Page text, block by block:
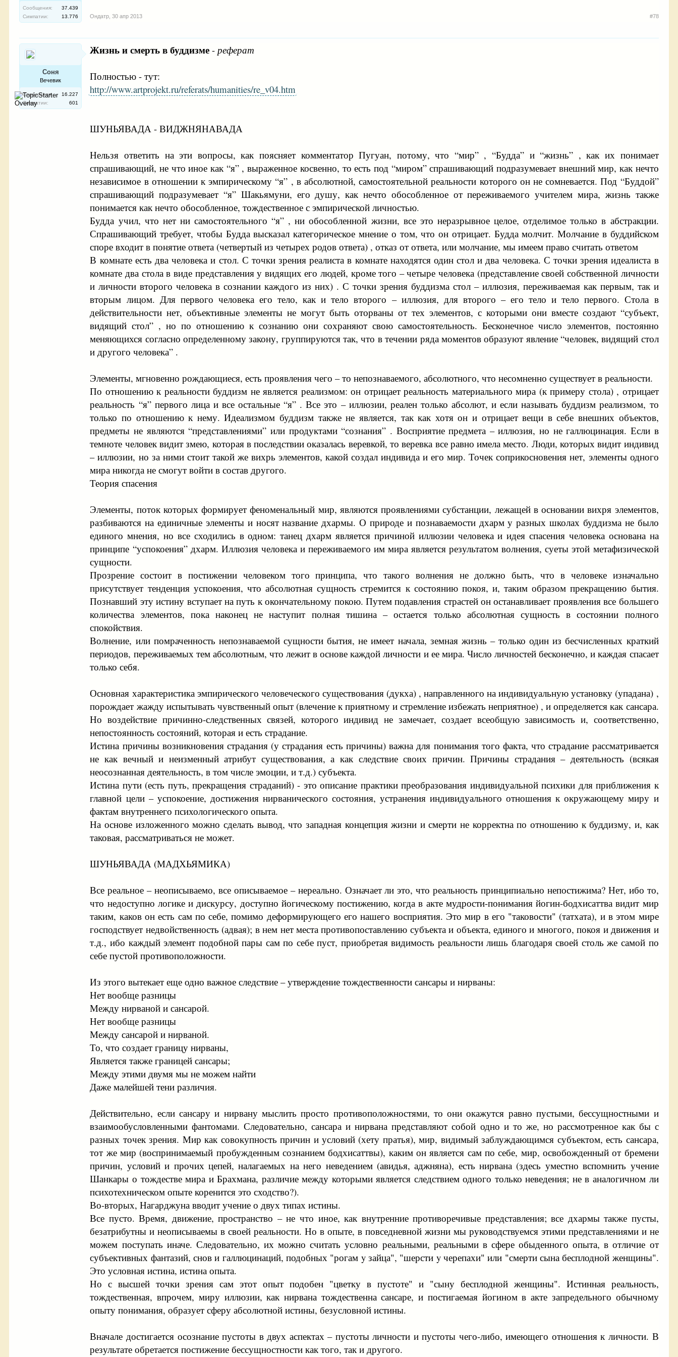
Сообщения:
37.439
Симпатии:
13.776 Ондатр 30 апр 2013 #78
Соня
Вечевик
Сообщения:
16.227
Симпатии:
601
Жизнь и смерть в буддизме -реферат
Полностью - тут:
http://www.artprojekt.ru/referats/humanities/re_v04.htm
ШУНЬЯВАДА - ВИДЖНЯНАВАДА
Нельзя ответить на эти вопросы, как поясняет комментатор Пугуан, потому, что “мир” , “Будда” и “жизнь” , как их понимает
спрашивающий, не что иное как “я” , выраженное косвенно, то есть под “миром” спрашивающий подразумевает внешний мир, как нечто
независимое в отношении к эмпирическому “я” , в абсолютной, самостоятельной реальности которого он не сомневается. Под “Буддой”
спрашивающий подразумевает “я” Шакьямуни, его душу, как нечто обособленное от переживаемого учителем мира, жизнь также
понимается как нечто обособленное, тождественное с эмпирической личностью.
Будда учил, что нет ни самостоятельного “я” , ни обособленной жизни, все это неразрывное целое, отделимое только в абстракции.
Спрашивающий требует, чтобы Будда высказал категорическое мнение о том, что он отрицает. Будда молчит. Молчание в буддийском
споре входит в понятие ответа (четвертый из четырех родов ответа) , отказ от ответа, или молчание, мы имеем право считать ответом
В комнате есть два человека и стол. С точки зрения реалиста в комнате находятся один стол и два человека. С точки зрения идеалиста в
комнате два стола в виде представления у видящих его людей, кроме того – четыре человека (представление своей собственной личности
и личности второго человека в сознании каждого из них) . С точки зрения буддизма стол – иллюзия, переживаемая как первым, так и
вторым лицом. Для первого человека его тело, как и тело второго – иллюзия, для второго – его тело и тело первого. Стола в
действительности нет, объективные элементы не могут быть оторваны от тех элементов, с которыми они вместе создают “субъект,
видящий стол” , но по отношению к сознанию они сохраняют свою самостоятельность. Бесконечное число элементов, постоянно
меняющихся согласно определенному закону, группируются так, что в течении ряда моментов образуют явление “человек, видящий стол
и другого человека” .
Элементы, мгновенно рождающиеся, есть проявления чего – то непознаваемого, абсолютного, что несомненно существует в реальности.
По отношению к реальности буддизм не является реализмом: он отрицает реальность материального мира (к примеру стола) , отрицает
реальность “я” первого лица и все остальные “я” . Все это – иллюзии, реален только абсолют, и если называть буддизм реализмом, то
только по отношению к нему. Идеализмом буддизм также не является, так как хотя он и отрицает вещи в себе внешних объектов,
предметы не являются “представлениями” или продуктами “сознания” . Восприятие предмета – иллюзия, но не галлюцинация. Если в
темноте человек видит змею, которая в последствии оказалась веревкой, то веревка все равно имела место. Люди, которых видит индивид
– иллюзии, но за ними стоит такой же вихрь элементов, какой создал индивида и его мир. Точек соприкосновения нет, элементы одного
мира никогда не смогут войти в состав другого.
Теория спасения
Элементы, поток которых формирует феноменальный мир, являются проявлениями субстанции, лежащей в основании вихря элементов,
разбиваются на единичные элементы и носят название дхармы. О природе и познаваемости дхарм у разных школах буддизма не было
единого мнения, но все сходились в одном: танец дхарм является причиной иллюзии человека и идея спасения человека основана на
принципе “успокоения” дхарм. Иллюзия человека и переживаемого им мира является результатом волнения, суеты этой метафизической
сущности.
Прозрение состоит в постижении человеком того принципа, что такого волнения не должно быть, что в человеке изначально
присутствует тенденция успокоения, что абсолютная сущность стремится к состоянию покоя, и, таким образом прекращению бытия.
Познавший эту истину вступает на путь к окончательному покою. Путем подавления страстей он останавливает проявления все большего
количества элементов, пока наконец не наступит полная тишина – остается только абсолютная сущность в состоянии полного
спокойствия.
Волнение, или помраченность непознаваемой сущности бытия, не имеет начала, земная жизнь – только один из бесчисленных краткий
периодов, переживаемых тем абсолютным, что лежит в основе каждой личности и ее мира. Число личностей бесконечно, и каждая спасает
только себя.
Основная характеристика эмпирического человеческого существования (дукха) , направленного на индивидуальную установку (упадана) ,
порождает жажду испытывать чувственный опыт (влечение к приятному и стремление избежать неприятное) , и определяется как сансара.
Но воздействие причинно-следственных связей, которого индивид не замечает, создает всеобщую зависимость и, соответственно,
непостоянность состояний, которая и есть страдание.
Истина причины возникновения страдания (у страдания есть причины) важна для понимания того факта, что страдание рассматривается
не как вечный и неизменный атрибут существования, а как следствие своих причин. Причины страдания – деятельность (всякая
неосознанная деятельность, в том числе эмоции, и т.д.) субъекта.
Истина пути (есть путь, прекращения страданий) - это описание практики преобразования индивидуальной психики для приближения к
главной цели – успокоение, достижения нирванического состояния, устранения индивидуального отношения к окружающему миру и
фактам внутреннего психологического опыта.
На основе изложенного можно сделать вывод, что западная концепция жизни и смерти не корректна по отношению к буддизму, и, как
таковая, рассматриваться не может.
ШУНЬЯВАДА (МАДХЬЯМИКА)
Все реальное – неописываемо, все описываемое – нереально. Означает ли это, что реальность принципиально непостижима? Нет, ибо то,
что недоступно логике и дискурсу, доступно йогическому постижению, когда в акте мудрости-понимания йогин-бодхисаттва видит мир
таким, каков он есть сам по себе, помимо деформирующего его нашего восприятия. Это мир в его "таковости" (татхата), и в этом мире
господствует недвойственность (адвая); в нем нет места противопоставлению субъекта и объекта, единого и многого, покоя и движения и
т.д., ибо каждый элемент подобной пары сам по себе пуст, приобретая видимость реальности лишь благодаря своей столь же самой по
себе пустой противоположности.
Из этого вытекает еще одно важное следствие – утверждение тождественности сансары и нирваны:
Нет вообще разницы
Между нирваной и сансарой.
Нет вообще разницы
Между сансарой и нирваной.
То, что создает границу нирваны,
Является также границей сансары;
Между этими двумя мы не можем найти
Даже малейшей тени различия.
Действительно, если сансару и нирвану мыслить просто противоположностями, то они окажутся равно пустыми, бессущностными и
взаимообусловленными фантомами. Следовательно, сансара и нирвана представляют собой одно и то же, но рассмотренное как бы с
разных точек зрения. Мир как совокупность причин и условий (хету пратья), мир, видимый заблуждающимся субъектом, есть сансара,
тот же мир (воспринимаемый пробужденным сознанием бодхисаттвы), каким он является сам по себе, мир, освобожденный от бремени
причин, условий и прочих цепей, налагаемых на него неведением (авидья, аджняна), есть нирвана (здесь уместно вспомнить учение
Шанкары о тождестве мира и Брахмана, различие между которыми является следствием одного только неведения; не в аналогичном ли
психотехническом опыте коренится это сходство?).
Во-вторых, Нагарджуна вводит учение о двух типах истины.
Все пусто. Время, движение, пространство – не что иное, как внутренние противоречивые представления; все дхармы также пусты,
безатрибутны и неописываемы в своей реальности. Но в опыте, в повседневной жизни мы руководствуемся этими представлениями и не
можем поступать иначе. Следовательно, их можно считать условно реальными, реальными в сфере обыденного опыта, в отличие от
субъективных фантазий, снов и галлюцинаций, подобных "рогам y зайца", "шерсти y черепахи" или "смерти сына бесплодной женщины".
Это условная истина, истина опыта.
Но с высшей точки зрения сам этот опыт подобен "цветку в пустоте" и "сыну бесплодной женщины". Истинная реальность,
тождественная, впрочем, миру иллюзии, как нирвана тождественна сансаре, и постигаемая йогином в акте запредельного обычному
опыту понимания, образует сферу абсолютной истины, безусловной истины.
Вначале достигается осознание пустоты в двух аспектах – пустоты личности и пустоты чего-либо, имеющего отношения к личности. В
результате обретается постижение бессущностности как того, так и другого.